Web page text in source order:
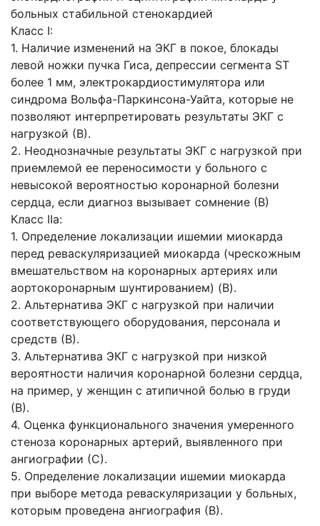
больных стабильной стенокардией
Класс I:
1. Наличие изменений на ЭКГ в покое, блокады
левой ножки пучка Гиса, депрессии сегмента ST
более 1 мм, электрокардиостимулятора или
синдрома Вольфа-Паркинсона-Уайта, которые не
позволяют интерпретировать результаты ЭКГ с
нагрузкой (В).
2. Неоднозначные результаты ЭКГ с нагрузкой при
приемлемой ее переносимости у больного с
невысокой вероятностью коронарной болезни
сердца, если диагноз вызывает сомнение (В)
Класс IIа:
1. Определение локализации ишемии миокарда
перед реваскуляризацией миокарда (чрескожным
вмешательством на коронарных артериях или
аортокоронарным шунтированием) (В).
2. Альтернатива ЭКГ с нагрузкой при наличии
соответствующего оборудования, персонала и
средств (В).
3. Альтернатива ЭКГ с нагрузкой при низкой
вероятности наличия коронарной болезни сердца,
на пример, у женщин с атипичной болью в груди
(В).
4. Оценка функционального значения умеренного
стеноза коронарных артерий, выявленного при
ангиографии (С).
5. Определение локализации ишемии миокарда
при выборе метода реваскуляризации у больных,
которым проведена ангиография (В).